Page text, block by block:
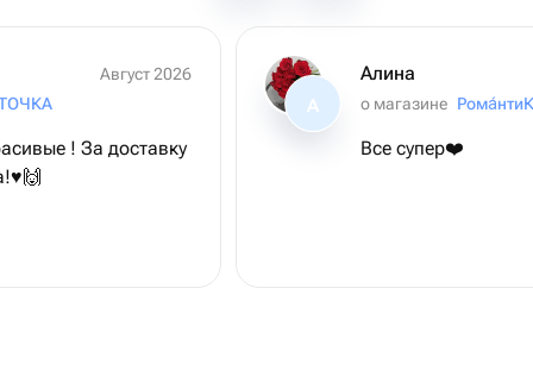
Август 2026
! За доставку
А
Алина
о магазине Рома́нтиК
Все супер❤️